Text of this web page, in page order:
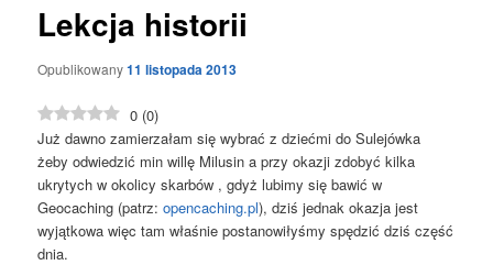
Lekcja historii
Opublikowany11 listopada 2013
0 (0)
Już dawno zamierzałam się wybrać z dziećmi do Sulejówka
żeby odwiedzić min willę Milusin a przy okazji zdobyć kilka
ukrytych w okolicy skarbów , gdyż lubimy się bawić w
Geocaching (patrz:opencaching.pl), dziś jednak okazja jest
wyjątkowa więc tam właśnie postanowiłyśmy spędzić dziś część
dnia.